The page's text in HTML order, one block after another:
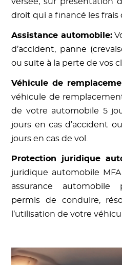
droit qui a financé les frais
Assistance automobile:
d’accident, panne
ou suite à la perte de vos
Véhicule de
véhicule de
de votre automobile 5
jours en cas d’accident
jours en cas de vol.
Protection juridique
juridique automobile
assurance
permis de conduire,
l’utilisation de votre